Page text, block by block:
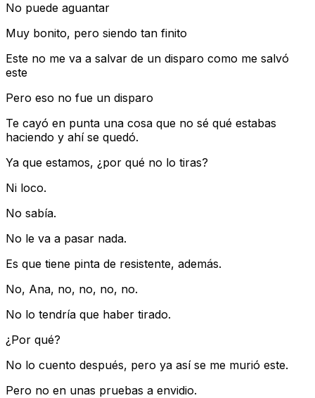
No puede aguantar
Muy bonito, pero siendo tan finito
Este no me va a salvar de un disparo como me salvó
este
Pero eso no fue un disparo
Te cayó en punta una cosa que no sé qué estabas
haciendo y ahí se quedó.
Ya que estamos, ¿por qué no lo tiras?
Ni loco.
No sabía.
No le va a pasar nada.
Es que tiene pinta de resistente, además.
No, Ana, no, no, no, no.
No lo tendría que haber tirado.
¿Por qué?
No lo cuento después, pero ya así se me murió este.
Pero no en unas pruebas a envidio.